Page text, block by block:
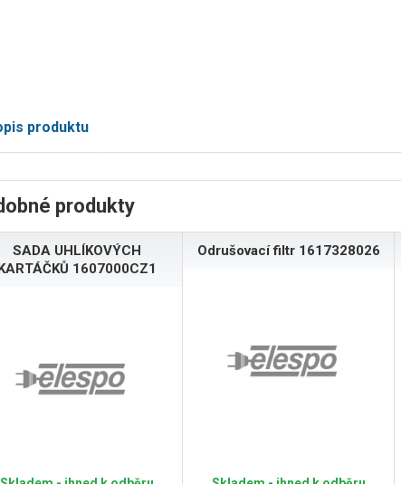
produktu
produkty
SADA UHLÍKOVÝCH
1607000CZ1
Odrušovací filtr 1617328026